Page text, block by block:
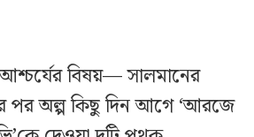
বিষয়— সালমানের
পর অল্প কিছু দিন আগে ‘আরজে